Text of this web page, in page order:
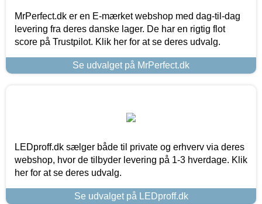
MrPerfect.dk er en E-mærket webshop med dag-til-dag
levering fra deres danske lager. De har en rigtig flot
score på Trustpilot. Klik her for at se deres udvalg.
Se udvalget på MrPerfect.dk
LEDproff.dk sælger både til private og erhverv via deres
webshop, hvor de tilbyder levering på 1-3 hverdage. Klik
her for at se deres udvalg.
Se udvalget på LEDproff.dk